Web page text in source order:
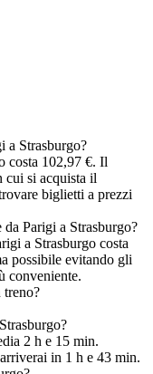
a Strasburgo?
costa 102,97 €. Il
cui si acquista il
biglietti a prezzi
Parigi a Strasburgo?
a Strasburgo costa
possibile evitando gli
conveniente.
treno?
2 h e 15 min.
in 1 h e 43 min.